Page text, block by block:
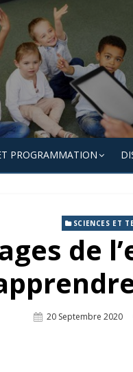
PROGRAMMATION
SCIENCES ET
de
Posted
20 Septembre 2020